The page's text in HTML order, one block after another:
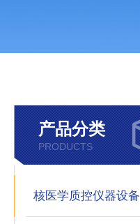
产品分类
PRODUCTS
核医学质控仪器设备